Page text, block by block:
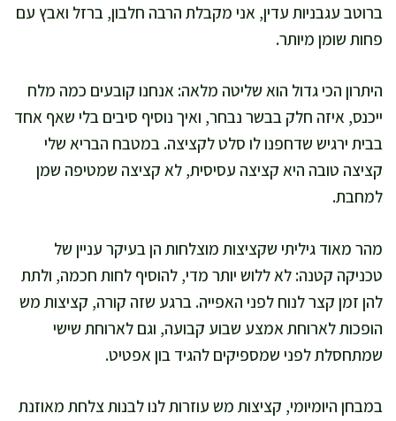
ברוטב עגבניות עדין, אני מקבלת הרבה חלבון, ברזל ואבץ עם
פחות שומן מיותר.
היתרון הכי גדול הוא שליטה מלאה: אנחנו קובעים כמה מלח
ייכנס, איזה חלק בבשר נבחר, ואיך נוסיף סיבים בלי שאף אחד
בבית ירגיש שדחפנו לו סלט לקציצה. במטבח הבריא שלי
קציצה טובה היא קציצה עסיסית, לא קציצה שמטיפה שמן
למחבת.
מהר מאוד גיליתי שקציצות מוצלחות הן בעיקר עניין של
טכניקה קטנה: לא ללוש יותר מדי, להוסיף לחות חכמה, ולתת
להן זמן קצר לנוח לפני האפייה. ברגע שזה קורה, קציצות מש
הופכות לארוחת אמצע שבוע קבועה, וגם לארוחת שישי
שמתחסלת לפני שמספיקים להגיד בון אפטיט.
במבחן היומיומי, קציצות מש עוזרות לנו לבנות צלחת מאוזנת